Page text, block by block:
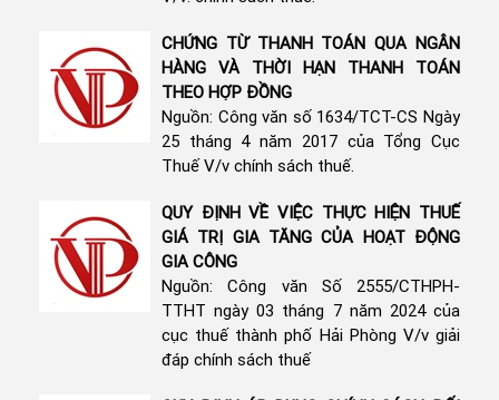
CHỨNG TỪ THANH TOÁN QUA NGÂN
HÀNG VÀ THỜI HẠN THANH TOÁN
THEO HỢP ĐỒNG
Nguồn: Công văn số 1634/TCT-CS Ngày
25 tháng 4 năm 2017 của Tổng Cục
Thuế V/v chính sách thuế.
QUY ĐỊNH VỀ VIỆC THỰC HIỆN THUẾ
GIÁ TRỊ GIA TĂNG CỦA HOẠT ĐỘNG
GIA CÔNG
Nguồn: Công văn Số 2555/CTHPH-
TTHT ngày 03 tháng 7 năm 2024 của
cục thuế thành phố Hải Phòng V/v giải
đáp chính sách thuế